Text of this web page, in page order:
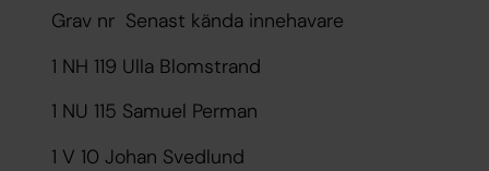
Grav nr Senast kända innehavare
1 NH 119 Ulla Blomstrand
1 NU 115 Samuel
1 V 10 Johan Svedlund